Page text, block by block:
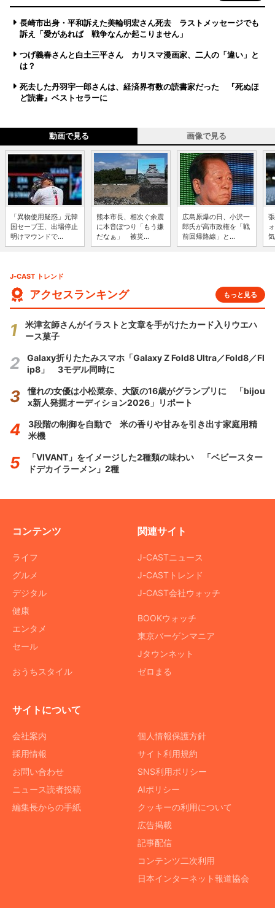
長崎市出身・平和訴えた美輪明宏さん死去 ラストメッセージでも
訴え「愛があれば 戦争なんか起こりません」
つげ義春さんと白土三平さん カリスマ漫画家、二人の「違い」と
は？
死去した丹羽宇一郎さんは、経済界有数の読書家だった 『死ぬほ
ど読書』ベストセラーに
動画で見る 画像で見る
「異物使用疑惑」元韓
国セーブ王、出場停止
明けマウンドで...
熊本市長、相次ぐ余震
に本音ぽつり「もう嫌
だなぁ」 被災...
広島原爆の日、小沢一
郎氏が高市政権を「戦
前回帰路線」と...
J-CAST トレンド
アクセスランキング もっと見る
米津玄師さんがイラストと文章を手がけたカード入りウエハ
ース菓子
Galaxy折りたたみスマホ「Galaxy Z Fold8 Ultra／Fold8／Fl
ip8」 3モデル同時に
憧れの女優は小松菜奈、大阪の16歳がグランプリに 「bijou
x新人発掘オーディション2026」リポート
3段階の制御を自動で 米の香りや甘みを引き出す家庭用精
米機
「VIVANT」をイメージした2種類の味わい 「ベビースター
ドデカイラーメン」2種
コンテンツ
ライフ
グルメ
デジタル
健康
エンタメ
セール
おうちスタイル
関連サイト
J-CASTニュース
J-CASTトレンド
J-CAST会社ウォッチ
BOOKウォッチ
東京バーゲンマニア
Jタウンネット
ゼロまる
サイトについて
会社案内
採用情報
お問い合わせ
ニュース読者投稿
編集長からの手紙
個人情報保護方針
サイト利用規約
SNS利用ポリシー
AIポリシー
クッキーの利用について
広告掲載
記事配信
コンテンツ二次利用
日本インターネット報道協会